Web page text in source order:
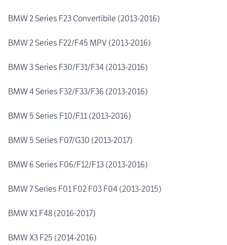
BMW 2 Series F23 Convertibile (2013-2016)
BMW 2 Series F22/F45 MPV (2013-2016)
BMW 3 Series F30/F31/F34 (2013-2016)
BMW 4 Series F32/F33/F36 (2013-2016)
BMW 5 Series F10/F11 (2013-2016)
BMW 5 Series F07/G30 (2013-2017)
BMW 6 Series F06/F12/F13 (2013-2016)
BMW 7 Series F01 F02 F03 F04 (2013-2015)
BMW X1 F48 (2016-2017)
BMW X3 F25 (2014-2016)